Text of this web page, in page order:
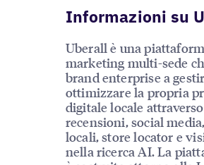
Informazioni su
Uberall è una
marketing multi-sede
brand enterprise a
ottimizzare la propria
digitale locale
recensioni, social
locali, store locator e
nella ricerca AI. La